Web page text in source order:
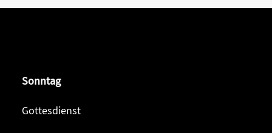
Sonntag
Gottesdienst